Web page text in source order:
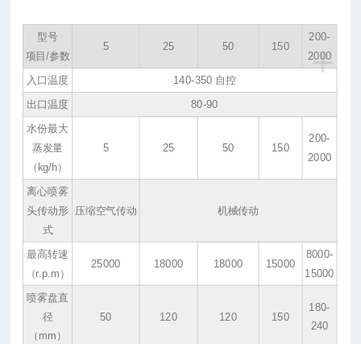
+
型号
项目/参数
5 25 50 150
200-
2000
入口温度 140-350 自控
出口温度 80-90
水份最大
蒸发量
（kg/h）
5 25 50 150
200-
2000
离心喷雾
头传动形
式
压缩空气传动 机械传动
最高转速
（r.p.m）
25000 18000 18000 15000
8000-
15000
喷雾盘直
径
（mm）
50 120 120 150
180-
240